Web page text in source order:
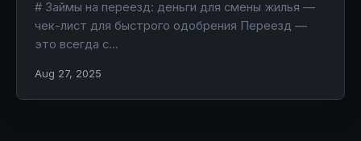
# Займы на переезд: деньги для смены жилья —
чек-лист для быстрого одобрения Переезд —
это всегда с…
Aug 27, 2025